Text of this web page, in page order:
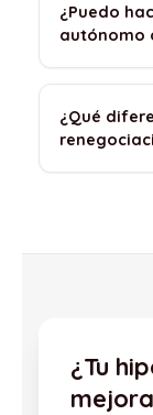
¿Puedo
autónomo
¿Qué
¿Tu